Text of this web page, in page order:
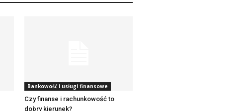
Bankowość i usługi finansowe
Czy finanse i rachunkowość to
dobry kierunek?